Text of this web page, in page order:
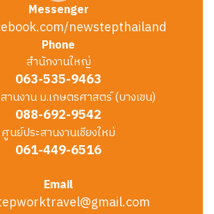
Messenger
newstepthailand
Phone
สำนักงานใหญ่
063-535-9463
านงาน ม.เกษตรศาสตร์ (บางเขน)
088-692-9542
ศูนย์ประสานงานเชียงใหม่
061-449-6516
Email